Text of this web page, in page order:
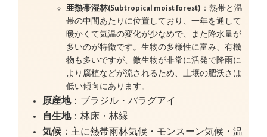
亜熱帯湿林(Subtropical moist forest) ：熱帯と温
帯の中間あたりに位置しており、一年を通して
暖かくて気温の変化が少なめで、また降水量が
多いのが特徴です。生物の多様性に富み、有機
物も多いですが、微生物が非常に活発で降雨に
より腐植などが流されるため、土壌の肥沃さは
低い傾向にあります。
原産地：ブラジル・パラグアイ
自生地：林床・林縁
気候 ：主に熱帯雨林気候・モンスーン気候・温